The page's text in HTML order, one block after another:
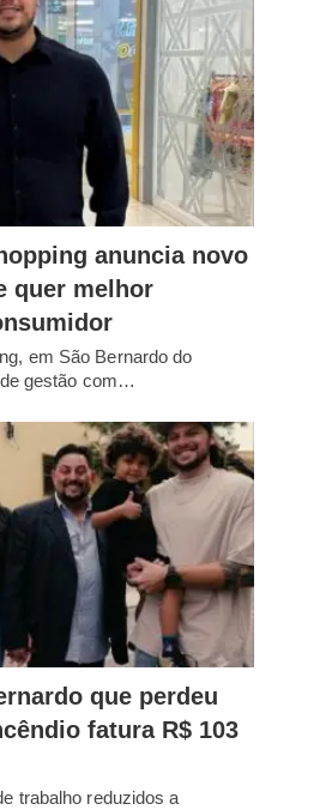
anuncia novo
quer melhor
em São Bernardo do
gestão com…
que perdeu
fatura R$ 103
trabalho reduzidos a